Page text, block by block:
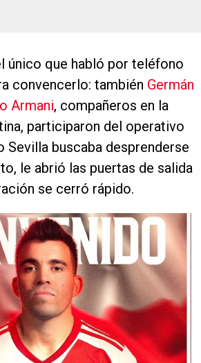
único que habló por teléfono
convencerlo: también Germán
Armani, compañeros en la
participaron del operativo
Sevilla buscaba desprenderse
le abrió las puertas de salida
se cerró rápido.